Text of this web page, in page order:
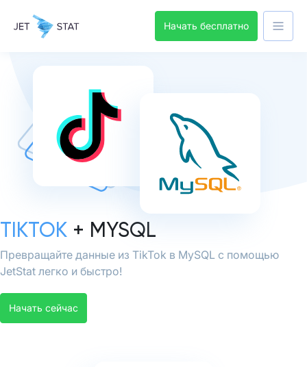
Начать бесплатно
TIKTOK + MYSQL
Превращайте данные из TikTok в MySQL с помощью
JetStat легко и быстро!
Начать сейчас